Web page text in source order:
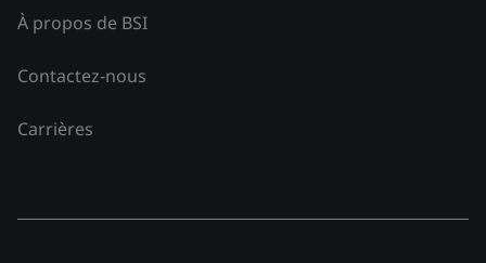
À propos de BSI
Contactez-nous
Carrières